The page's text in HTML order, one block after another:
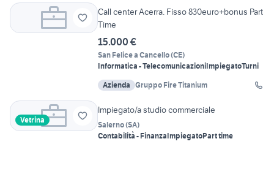
Call center Acerra. Fisso 830euro+bonus Part
Time
15.000 €
San Felice a Cancello(CE)
Informatica - TelecomunicazioniImpiegatoTurni
Azienda Gruppo Fire Titanium
Vetrina
Impiegato/a studio commerciale
Salerno(SA)
Contabilità - FinanzaImpiegatoPart time